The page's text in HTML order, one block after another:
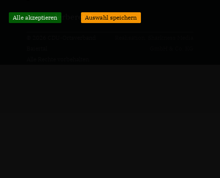
Mitgliederbereich
Alle akzeptieren Auswahl speichern